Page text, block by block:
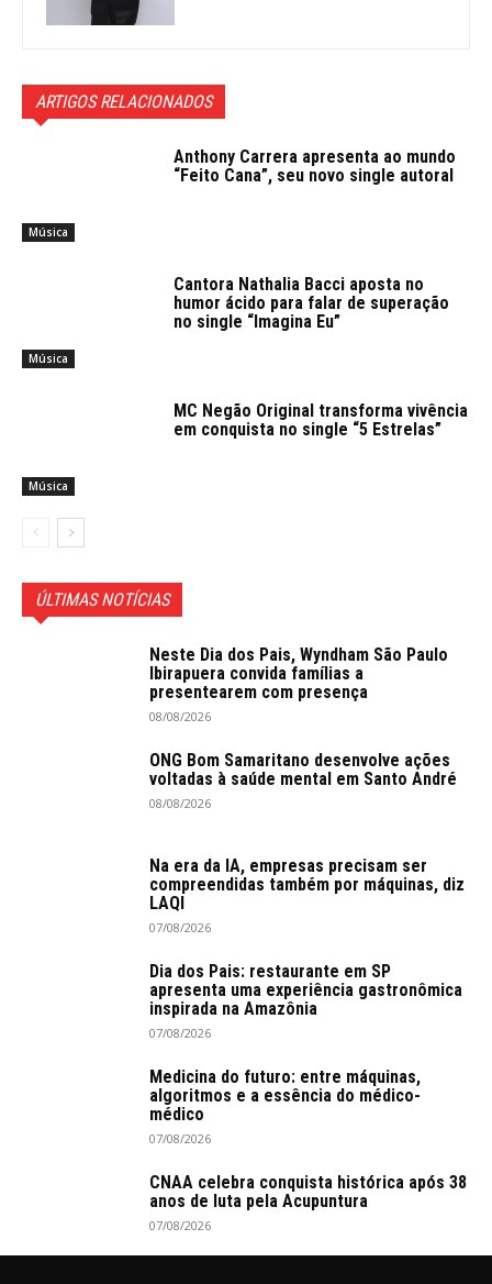
ARTIGOS RELACIONADOS
Música
Anthony Carrera apresenta ao mundo
“Feito Cana”, seu novo single autoral
Música
Cantora Nathalia Bacci aposta no
humor ácido para falar de superação
no single “Imagina Eu”
Música
MC Negão Original transforma vivência
em conquista no single “5 Estrelas”
ÚLTIMAS NOTÍCIAS
Neste Dia dos Pais, Wyndham São Paulo
Ibirapuera convida famílias a
presentearem com presença
08/08/2026
ONG Bom Samaritano desenvolve ações
voltadas à saúde mental em Santo André
08/08/2026
Na era da IA, empresas precisam ser
compreendidas também por máquinas, diz
LAQI
07/08/2026
Dia dos Pais: restaurante em SP
apresenta uma experiência gastronômica
inspirada na Amazônia
07/08/2026
Medicina do futuro: entre máquinas,
algoritmos e a essência do médico-
médico
07/08/2026
CNAA celebra conquista histórica após 38
anos de luta pela Acupuntura
07/08/2026